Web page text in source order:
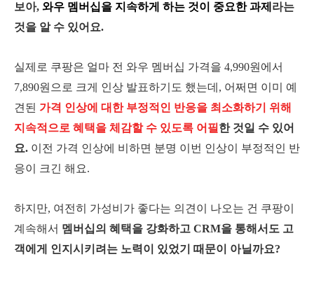
보아, 와우 멤버십을 지속하게 하는 것이 중요한 과제 라는
것을 알 수 있어요.
실제로 쿠팡은 얼마 전 와우 멤버십 가격을 4,990원에서
7,890원으로 크게 인상 발표하기도 했는데, 어쩌면 이미 예
견된 가격 인상에 대한 부정적인 반응을 최소화하기 위해
지속적으로 혜택을 체감할 수 있도록 어필한 것일 수 있어
요. 이전 가격 인상에 비하면 분명 이번 인상이 부정적인 반
응이 크긴 해요.
하지만, 여전히 가성비가 좋다는 의견이 나오는 건 쿠팡이
계속해서 멤버십의 혜택을 강화하고 CRM을 통해서도 고
객에게 인지시키려는 노력이 있었기 때문이 아닐까요?